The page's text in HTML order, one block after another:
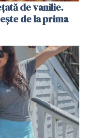
de vanilie.
de la prima